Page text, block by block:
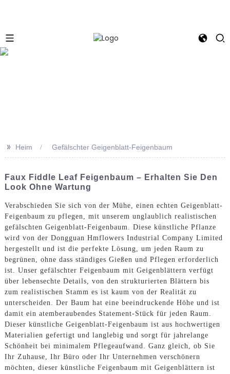
>> Heim Gefälschter Geigenblatt-Feigenbaum
Faux Fiddle Leaf Feigenbaum – Erhalten Sie Den
Look Ohne Wartung
Verabschieden Sie sich von der Mühe, einen echten Geigenblatt-
Feigenbaum zu pflegen, mit unserem unglaublich realistischen
gefälschten Geigenblatt-Feigenbaum. Diese künstliche Pflanze
wird von der Dongguan Hmflowers Industrial Company Limited
hergestellt und ist die perfekte Lösung, um jeden Raum zu
begrünen, ohne dass ständiges Gießen und Pflegen erforderlich
ist. Unser gefälschter Feigenbaum mit Geigenblättern verfügt
über lebensechte Details, von den strukturierten Blättern bis
zum realistischen Stamm es ist kaum von der Realität zu
unterscheiden. Der Baum hat eine beeindruckende Höhe und ist
damit ein atemberaubendes Statement-Stück für jeden Raum.
Dieser künstliche Geigenblatt-Feigenbaum ist aus hochwertigen
Materialien gefertigt und langlebig und sorgt für jahrelange
Schönheit bei minimalem Pflegeaufwand. Ganz gleich, ob Sie
Ihr Zuhause, Ihr Büro oder Ihr Unternehmen verschönern
möchten, dieser künstliche Feigenbaum mit Geigenblättern ist